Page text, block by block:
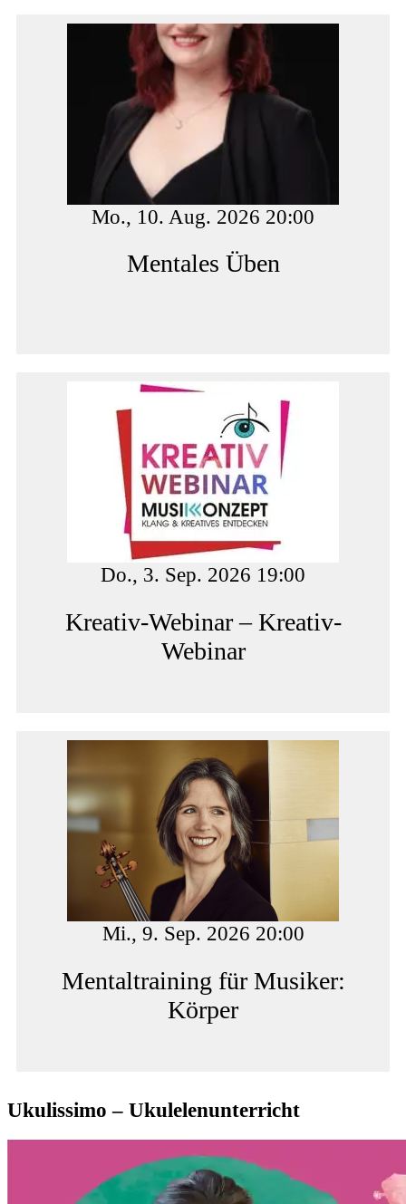
Mo., 10. Aug. 2026 20:00
Mentales Üben
Do., 3. Sep. 2026 19:00
Kreativ-Webinar – Kreativ-
Webinar
Mi., 9. Sep. 2026 20:00
Mentaltraining für Musiker:
Körper
Ukulissimo – Ukulelenunterricht